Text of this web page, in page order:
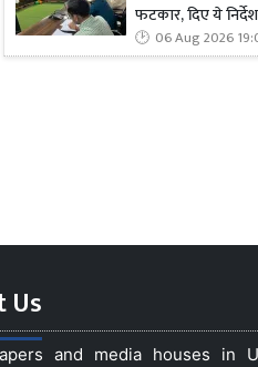
फटकार, दिए ये निर्देश
06 Aug 2026
Us
and media houses in